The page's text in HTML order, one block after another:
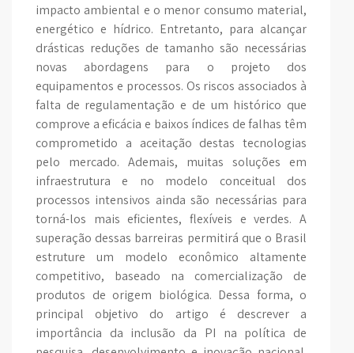
impacto ambiental e o menor consumo material,
energético e hídrico. Entretanto, para alcançar
drásticas reduções de tamanho são necessárias
novas abordagens para o projeto dos
equipamentos e processos. Os riscos associados à
falta de regulamentação e de um histórico que
comprove a eficácia e baixos índices de falhas têm
comprometido a aceitação destas tecnologias
pelo mercado. Ademais, muitas soluções em
infraestrutura e no modelo conceitual dos
processos intensivos ainda são necessárias para
torná-los mais eficientes, flexíveis e verdes. A
superação dessas barreiras permitirá que o Brasil
estruture um modelo econômico altamente
competitivo, baseado na comercialização de
produtos de origem biológica. Dessa forma, o
principal objetivo do artigo é descrever a
importância da inclusão da PI na política de